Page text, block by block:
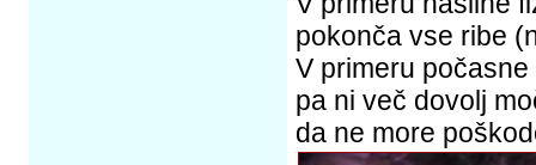
pokonča vse ribe
V primeru
pa ni več dovolj
da ne more